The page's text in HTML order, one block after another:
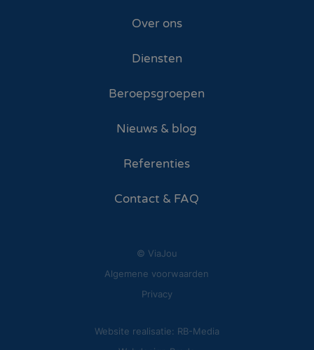
Over ons
Diensten
Beroepsgroepen
Nieuws & blog
Referenties
Contact & FAQ
© ViaJou
Algemene voorwaarden
Privacy
Website realisatie: RB-Media